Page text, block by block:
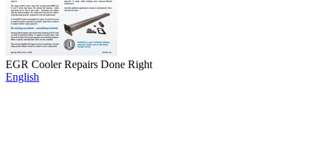
EGR Cooler Repairs Done Right
English